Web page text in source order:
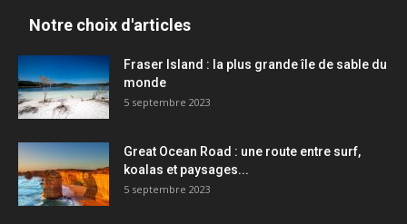
Notre choix d'articles
Fraser Island : la plus grande île de sable du
monde
5 septembre 2023
Great Ocean Road : une route entre surf,
koalas et paysages...
5 septembre 2023